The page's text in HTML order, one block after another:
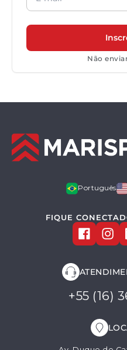
Não
Português
FIQUE
+55 (16)